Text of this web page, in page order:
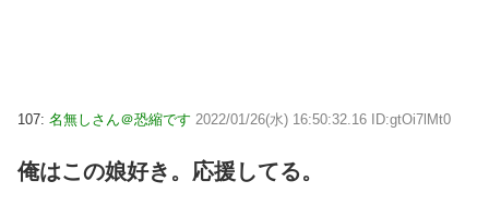
107: 名無しさん＠恐縮です 2022/01/26(水) 16:50:32.16 ID:gtOi7lMt0
俺はこの娘好き。応援してる。